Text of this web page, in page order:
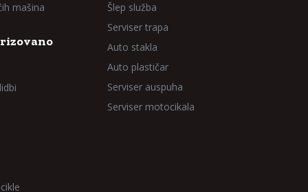
mašina
Šlep služba
Serviser trapa
Auto stakla
Auto plastičar
Serviser auspuha
Serviser motocikala